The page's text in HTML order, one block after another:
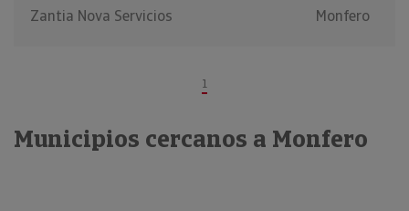
Zantia Nova Servicios Monfero
1
Municipios cercanos a Monfero